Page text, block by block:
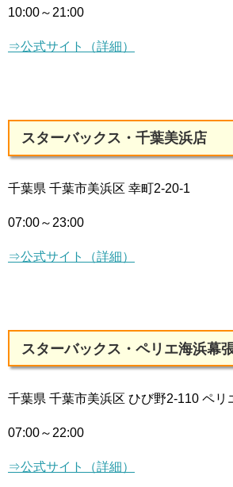
10:00～21:00
⇒公式サイト（詳細）
スターバックス・千葉美浜店
千葉県 千葉市美浜区 幸町2-20-1
07:00～23:00
⇒公式サイト（詳細）
スターバックス・ペリエ海浜幕
千葉県 千葉市美浜区 ひび野2-110 ペリ
07:00～22:00
⇒公式サイト（詳細）